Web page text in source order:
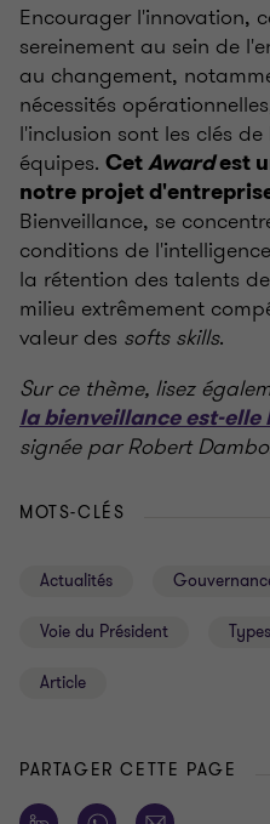
Encourager l'innovation,
sereinement au sein de
au changement,
nécessités
l'inclusion sont les clés
équipes. CetAwardest
notre projet
Bienveillance, se
conditions de
la rétention des talents
milieu extrêmement
valeur des softs skills.
Sur ce thème, lisez
la bienveillance est-elle
signée par Robert
MOTS-CLÉS
Actualités
Voie du Président Types
Article
PARTAGER CETTE PAGE